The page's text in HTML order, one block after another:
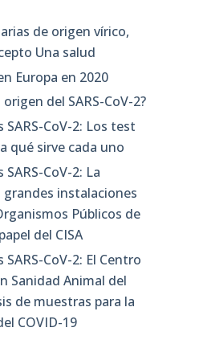
de origen vírico,
Una salud
Europa en 2020
del SARS-CoV-2?
CoV-2: Los test
qué sirve cada uno
CoV-2: La
instalaciones
Públicos de
del CISA
CoV-2: El Centro
Sanidad Animal del
de muestras para la
COVID-19